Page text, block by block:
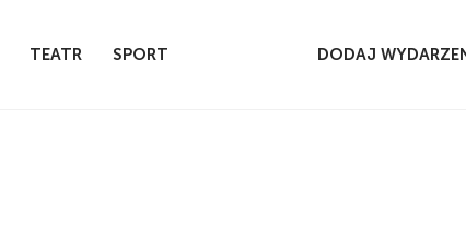
TEATR SPORT DODAJ